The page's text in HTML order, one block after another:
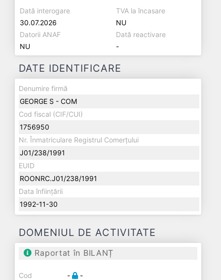
Dată interogare
30.07.2026
TVA la încasare
NU
Datorii ANAF
NU
Dată reactivare
-
DATE IDENTIFICARE
Denumire firmă
GEORGE S - COM
Cod fiscal (CIF/CUI)
1756950
Nr. Înmatriculare Registrul Comerțului
J01/238/1991
EUID
ROONRC.J01/238/1991
Data înființării
1992-11-30
DOMENIUL DE ACTIVITATE
Raportat în BILANȚ
Cod
- -